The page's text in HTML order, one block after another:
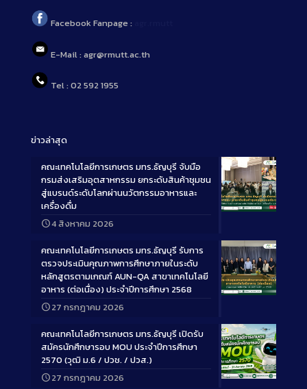
Facebook Fanpage :
E-Mail : agr@rmutt.ac.th
Tel : 02 592 1955
ข่าวล่าสุด
Long
คณะเทคโนโลยีการเกษตร มทร.ธัญบุรี จับมือ
กรมส่งเสริมอุตสาหกรรม ยกระดับสินค้าชุมชน
สู่แบรนด์ระดับโลกผ่านนวัตกรรมอาหารและ
เครื่องดื่ม
4 สิงหาคม 2026
Long
คณะเทคโนโลยีการเกษตร มทร.ธัญบุรี รับการ
ตรวจประเมินคุณภาพการศึกษาภายในระดับ
หลักสูตรตามเกณฑ์ AUN-QA สาขาเทคโนโลยี
อาหาร (ต่อเนื่อง) ประจำปีการศึกษา 2568
27 กรกฎาคม 2026
Long
คณะเทคโนโลยีการเกษตร มทร.ธัญบุรี เปิดรับ
สมัครนักศึกษารอบ MOU ประจำปีการศึกษา
2570 (วุฒิ ม.6 / ปวช. / ปวส.)
27 กรกฎาคม 2026